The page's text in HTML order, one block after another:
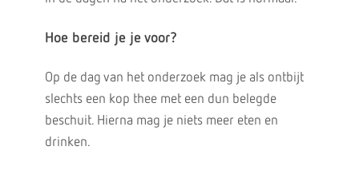
Hoe bereid je je voor?
Op de dag van het onderzoek mag je als ontbijt
slechts een kop thee met een dun belegde
beschuit. Hierna mag je niets meer eten en
drinken.